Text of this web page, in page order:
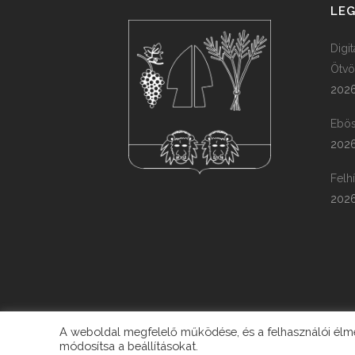
A weboldal megfelelő működése, és a felhasználói
módosítsa a beállításokat.